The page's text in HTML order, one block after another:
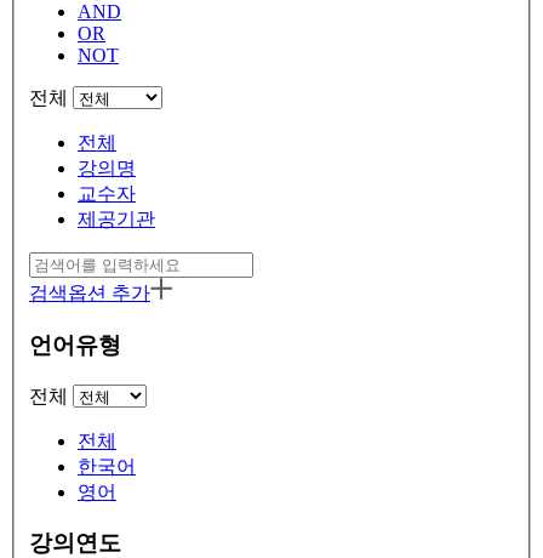
AND
OR
NOT
전체
전체
강의명
교수자
제공기관
검색옵션 추가
언어유형
전체
전체
한국어
영어
강의연도